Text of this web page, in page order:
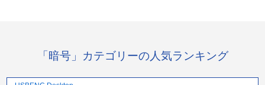
「暗号」カテゴリーの人気ランキング